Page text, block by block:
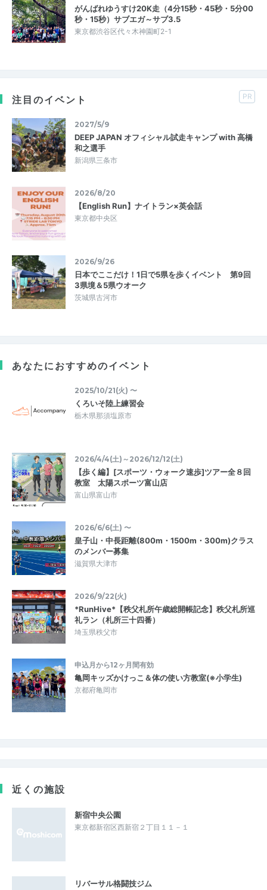
がんばれゆうすけ20K走（4分15秒・45秒・5分00
秒・15秒）サブエガ～サブ3.5
東京都渋谷区代々木神園町2-1
注目のイベント PR
2027/5/9
DEEP JAPAN オフィシャル試走キャンプ with 高橋
和之選手
新潟県三条市
2026/8/20
【English Run】ナイトラン×英会話
東京都中央区
2026/9/26
日本でここだけ！1日で5県を歩くイベント 第9回
3県境＆5県ウオーク
茨城県古河市
あなたにおすすめのイベント
2025/10/21(火) 〜
くろいそ陸上練習会
栃木県那須塩原市
2026/4/4(土)～2026/12/12(土)
【歩く編】[スポーツ・ウォーク速歩]ツアー全８回
教室 太陽スポーツ富山店
富山県富山市
2026/6/6(土) 〜
皇子山・中長距離(800m・1500m・300m)クラス
のメンバー募集
滋賀県大津市
2026/9/22(火)
*RunHive*【秩父札所午歳総開帳記念】秩父札所巡
礼ラン（札所三十四番）
埼玉県秩父市
申込月から12ヶ月間有効
亀岡キッズかけっこ＆体の使い方教室(※小学生)
京都府亀岡市
近くの施設
新宿中央公園
東京都新宿区西新宿２丁目１１－１
リバーサル格闘技ジム